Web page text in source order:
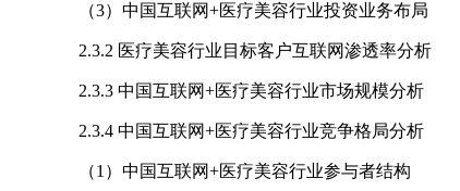
（3）中国互联网+医疗美容行业投资业务布局
2.3.2 医疗美容行业目标客户互联网渗透率分析
2.3.3 中国互联网+医疗美容行业市场规模分析
2.3.4 中国互联网+医疗美容行业竞争格局分析
（1）中国互联网+医疗美容行业参与者结构